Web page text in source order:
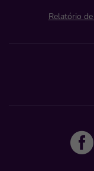
Relatório